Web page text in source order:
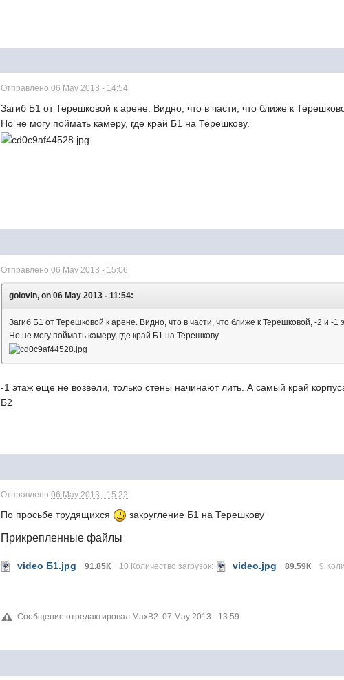
Отправлено06 May 2013 - 14:54
Загиб Б1 от Терешковой к арене. Видно, что в части, что ближе к
Но не могу поймать камеру, где край Б1 на Терешкову.
Отправлено06 May 2013 - 15:06
golovin, on 06 May 2013 - 11:54:
Загиб Б1 от Терешковой к арене. Видно, что в части, что ближе к Терешковой, -2 и -1
Но не могу поймать камеру, где край Б1 на Терешкову.
-1 этаж еще не возвели, только стены начинают лить. А самый край
Б2
Отправлено06 May 2013 - 15:22
По просьбе трудящихся закругление Б1 на Терешкову
Прикрепленные файлы
video Б1.jpg 91.85К 10 Количество загрузок: video.jpg 89.59К 9
Сообщение отредактировал MaxB2: 07 May 2013 - 13:59